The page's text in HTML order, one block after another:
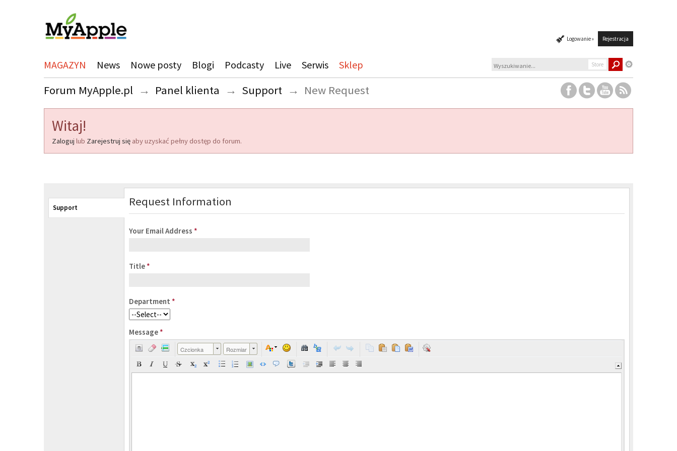
Logowanie » Rejestracja
MAGAZYN News Nowe posty Blogi Podcasty Live Serwis Sklep Store
Forum MyApple.pl → Panel klienta → Support → New Request
Witaj!
Zaloguj lub Zarejestruj się aby uzyskać pełny dostęp do forum.
Support Request Information
Your Email Address *
Title *
Department *
Message *
Czcionka Rozmiar